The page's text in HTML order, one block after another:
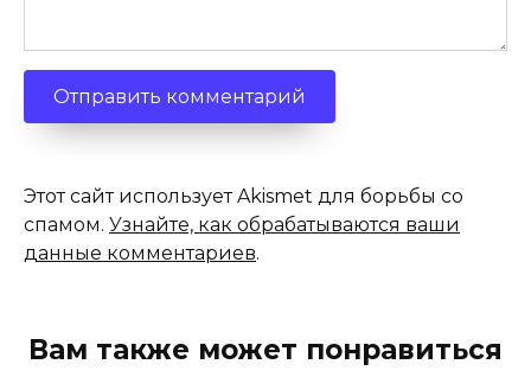
Этот сайт использует Akismet для борьбы со
спамом. Узнайте, как обрабатываются ваши
данные комментариев.
Вам также может понравиться